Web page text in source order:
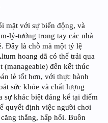
mặt với sự biến động, và
lý-tưởng trong tay các nhà
Đây là chỗ mà một tỷ lệ
hoang dã có thể trải qua
(manageable) đến kết thúc
lẻ tốt hơn, với thực hành
sức khỏe và chất lượng
sự khác biệt đáng kể tại điểm
quyết định việc người chơi
thẳng, hấp hối. Buồn